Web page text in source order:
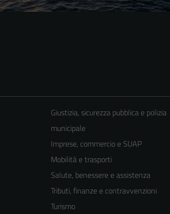
Giustizia, sicurezza pubblica e polizia
municipale
Imprese, commercio e SUAP
Mobilità e trasporti
Salute, benessere e assistenza
Tributi, finanze e contravvenzioni
Turismo